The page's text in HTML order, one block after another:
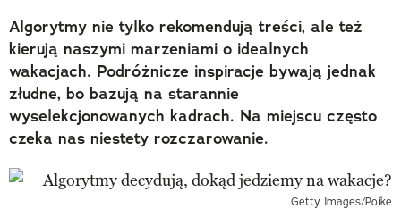
Algorytmy nie tylko rekomendują treści, ale też
kierują naszymi marzeniami o idealnych
wakacjach. Podróżnicze inspiracje bywają jednak
złudne, bo bazują na starannie
wyselekcjonowanych kadrach. Na miejscu często
czeka nas niestety rozczarowanie.
Getty Images/Poike